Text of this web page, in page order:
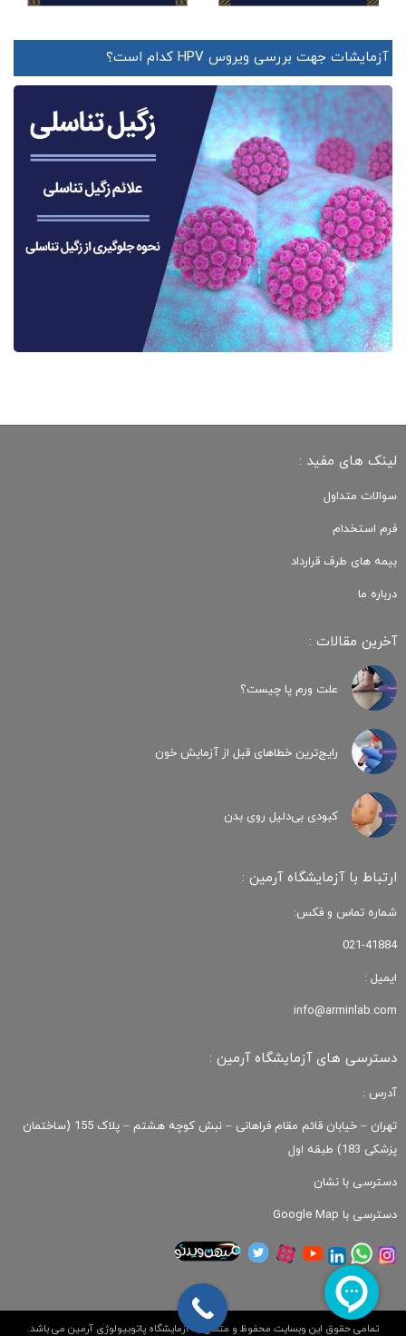
آزمایشات جهت بررسی ویروس HPV کدام است؟
لینک های مفید :
سوالات متداول
فرم استخدام
بیمه های طرف قرارداد
درباره ما
آخرین مقالات :
علت ورم پا چیست؟
رایج‌ترین خطاهای قبل از آزمایش خون
کبودی‌ بی‌دلیل روی بدن
ارتباط با آزمایشگاه آرمین :
شماره تماس و فکس:
021-41884
ایمیل :
info@arminlab.com
دسترسی های آزمایشگاه آرمین :
آدرس :
تهران – خیابان قائم مقام فراهانی – نبش کوچه هشتم – پلاک 155 (ساختمان
پزشکی 183) طبقه اول
دسترسی با نشان
دسترسی با Google Map
تمامی حقوق این وبسایت محفوظ و متعلق به آزمایشگاه پاتوبیولوژی آرمین می باشد.